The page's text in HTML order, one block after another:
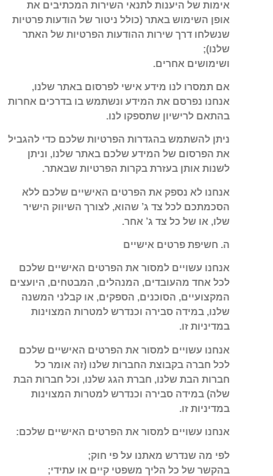
אימות של היענות לתנאי השירות המכתיבים את
אופן השימוש באתר (כולל ניטור של הודעות פרטיות
שנשלחו דרך שירות ההודעות הפרטיות של האתר
שלנו);
ושימושים אחרים.
אם תמסרו לנו מידע אישי לפרסום באתר שלנו,
אנחנו נפרסם את המידע ונשתמש בו בדרכים אחרות
בהתאם לרישיון שתספקו לנו.
ניתן להשתמש בהגדרות הפרטיות שלכם כדי להגביל
את הפרסום של המידע שלכם באתר שלנו, וניתן
לשנות אותן בעזרת בקרות הפרטיות שבאתר.
אנחנו לא נספק את הפרטים האישיים שלכם ללא
הסכמתכם לכל צד ג’ שהוא, לצורך השיווק הישיר
שלו, או של כל צד ג’ אחר.
ה. חשיפת פרטים אישיים
אנחנו עשויים למסור את הפרטים האישיים שלכם
לכל אחד מהעובדים, המנהלים, המבטחים, היועצים
המקצועיים, הסוכנים, הספקים, או קבלני המשנה
שלנו, במידה סבירה וכנדרש למטרות המצוינות
במדיניות זו.
אנחנו עשויים למסור את הפרטים האישיים שלכם
לכל חברה בקבוצת החברות שלנו (זה אומר כל
חברות הבת שלנו, חברת הגג שלנו, וכל חברות הבת
שלה) במידה סבירה וכנדרש למטרות המצוינות
במדיניות זו.
אנחנו עשויים למסור את הפרטים האישיים שלכם:
לפי מה שנדרש מאתנו על פי חוק;
בהקשר של כל הליך משפטי קיים או עתידי;